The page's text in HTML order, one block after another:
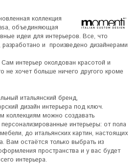
коллекция
объединяющая
идеи для интерьеров. Все, что
и  произведено дизайнерами
интерьер околдован красотой и
не хочет больше ничего другого кроме
итальянский бренд,
дизайн интерьера под ключ.
коллекциям можно создавать
интерьеры: от пола
до итальянских картин, настоящих
Вам остаётся только выбрать из
пространства и у вас будет
интерьера.